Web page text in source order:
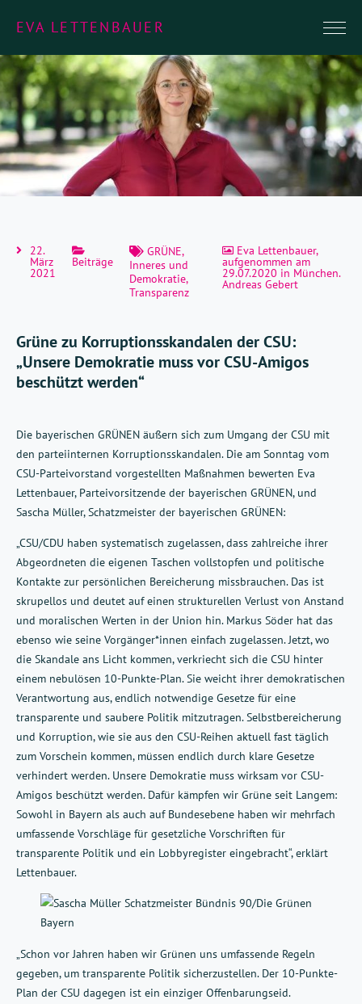
EVA LETTENBAUER
22.
März
2021
Beiträge
GRÜNE,
Inneres und
Demokratie,
Transparenz
Eva Lettenbauer,
aufgenommen am
29.07.2020 in München.
Andreas Gebert
Grüne zu Korruptionsskandalen der CSU:
„Unsere Demokratie muss vor CSU-Amigos
beschützt werden“
Die bayerischen GRÜNEN äußern sich zum Umgang der CSU mit
den parteiinternen Korruptionsskandalen. Die am Sonntag vom
CSU-Parteivorstand vorgestellten Maßnahmen bewerten Eva
Lettenbauer, Parteivorsitzende der bayerischen GRÜNEN, und
Sascha Müller, Schatzmeister der bayerischen GRÜNEN:
„CSU/CDU haben systematisch zugelassen, dass zahlreiche ihrer
Abgeordneten die eigenen Taschen vollstopfen und politische
Kontakte zur persönlichen Bereicherung missbrauchen. Das ist
skrupellos und deutet auf einen strukturellen Verlust von Anstand
und moralischen Werten in der Union hin. Markus Söder hat das
ebenso wie seine Vorgänger*innen einfach zugelassen. Jetzt, wo
die Skandale ans Licht kommen, verkriecht sich die CSU hinter
einem nebulösen 10-Punkte-Plan. Sie weicht ihrer demokratischen
Verantwortung aus, endlich notwendige Gesetze für eine
transparente und saubere Politik mitzutragen. Selbstbereicherung
und Korruption, wie sie aus den CSU-Reihen aktuell fast täglich
zum Vorschein kommen, müssen endlich durch klare Gesetze
verhindert werden. Unsere Demokratie muss wirksam vor CSU-
Amigos beschützt werden. Dafür kämpfen wir Grüne seit Langem:
Sowohl in Bayern als auch auf Bundesebene haben wir mehrfach
umfassende Vorschläge für gesetzliche Vorschriften für
transparente Politik und ein Lobbyregister eingebracht“, erklärt
Lettenbauer.
„Schon vor Jahren haben wir Grünen uns umfassende Regeln
gegeben, um transparente Politik sicherzustellen. Der 10-Punkte-
Plan der CSU dagegen ist ein einziger Offenbarungseid.